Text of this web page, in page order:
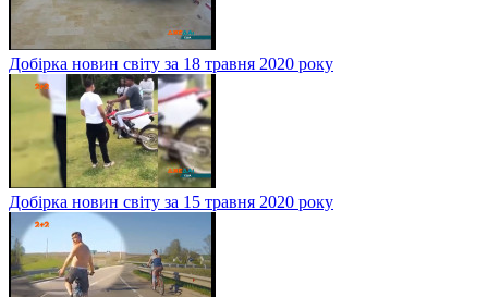
Добірка новин світу за 18 травня 2020 року
Добірка новин світу за 15 травня 2020 року